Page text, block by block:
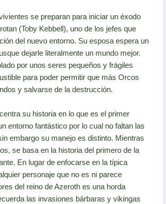
se preparan para iniciar un éxodo
(Toby Kebbell), uno de los jefes que
del nuevo entorno. Su esposa espera un
dejarle literalmente un mundo mejor.
por unos seres pequeños y frágiles
para poder permitir que más Orcos
y salvarse de la destrucción.
su historia en lo que es el primer
entorno fantástico por lo cual no faltan las
embargo su manejo es distinto. Mientras
se basa en la historia del primero de la
En lugar de enfocarse en la típica
personaje que no es ni parece
del reino de Azeroth es una horda
las invasiones bárbaras y vikingas